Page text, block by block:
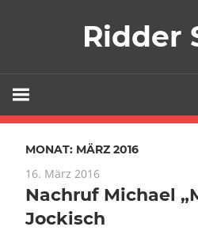
Ridder
MONAT: MÄRZ 2016
16. März 2016
Nachruf Michael
Jockisch